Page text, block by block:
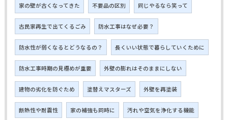
家の壁が古くなってきた 不要品の区別 同じやるなら笑って
古民家再生で出てくるごみ 防水工事はなぜ必要？
防水性が弱くなるとどうなるの？ 長くいい状態で暮らしていくために
防水工事時期の見極めが重要 外壁の膨れはそのままにしない
建物の劣化を防ぐため 塗替えマスターズ 外壁を再塗装
断熱性や耐震性 家の補強も同時に 汚れや空気を浄化する機能